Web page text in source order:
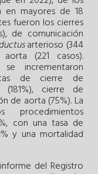
en mayores de 18
fueron los cierres
de comunicación
arterioso (344
(221 casos).
incrementaron
de cierre de
(181%), cierre de
de aorta (75%). La
con una tasa de
y una mortalidad
del Registro